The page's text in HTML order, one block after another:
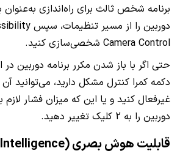
برنامه شخص ثالث برای راه‌اندازی
Camera Control شخصی‌سازی کنید.
حتی اگر با باز شدن مکرر برنامه دوربین
دکمه کمرا کنترل مشکل دارید، می‌توانید آن
غیرفعال کنید و یا این که میزان فشار لازم
دوربین را به 2 کلیک تغییر دهید.
قابلیت هوش بصری (Visual Intelligence)